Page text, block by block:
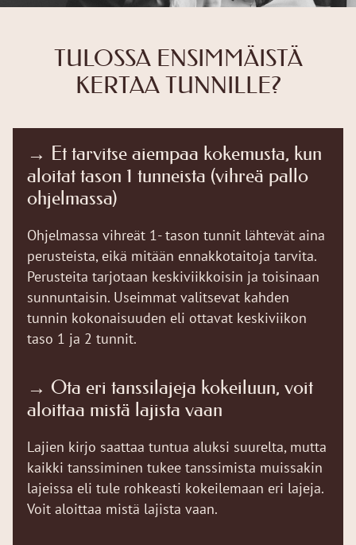
TULOSSA ENSIMMÄISTÄ
KERTAA TUNNILLE?
→ Et tarvitse aiempaa kokemusta, kun
aloitat tason 1 tunneista (vihreä pallo
ohjelmassa)
Ohjelmassa vihreät 1- tason tunnit lähtevät aina
perusteista, eikä mitään ennakkotaitoja tarvita.
Perusteita tarjotaan keskiviikkoisin ja toisinaan
sunnuntaisin. Useimmat valitsevat kahden
tunnin kokonaisuuden eli ottavat keskiviikon
taso 1 ja 2 tunnit.
→ Ota eri tanssilajeja kokeiluun, voit
aloittaa mistä lajista vaan
Lajien kirjo saattaa tuntua aluksi suurelta, mutta
kaikki tanssiminen tukee tanssimista muissakin
lajeissa eli tule rohkeasti kokeilemaan eri lajeja.
Voit aloittaa mistä lajista vaan.